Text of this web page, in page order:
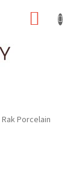
Rak Porcelain